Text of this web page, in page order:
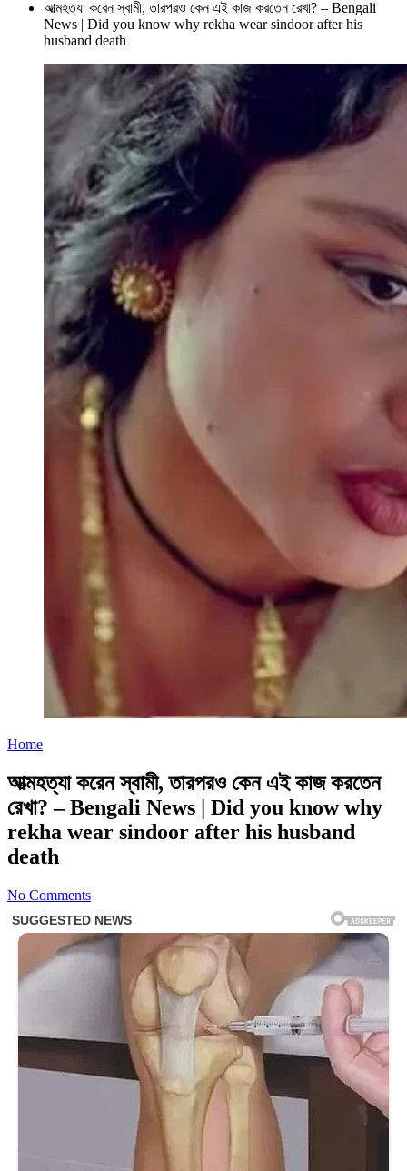
আত্মহত্যা করেন স্বামী, তারপরও কেন এই কাজ করতেন রেখা? – Bengali
News | Did you know why rekha wear sindoor after his
husband death
Home
আত্মহত্যা করেন স্বামী, তারপরও কেন এই কাজ করতেন
রেখা? – Bengali News | Did you know why
rekha wear sindoor after his husband
death
No Comments